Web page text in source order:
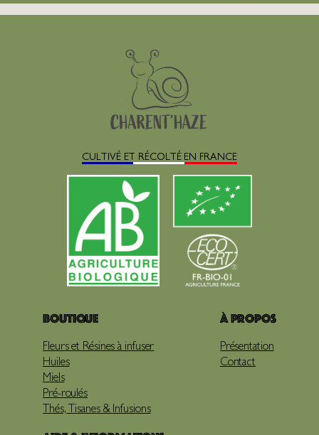
CULTIVÉ ET RÉCOLTÉ EN FRANCE
Boutique
Fleurs et Résines à infuser
Huiles
Miels
Pré-roulés
Thés, Tisanes & Infusions
À propos
Présentation
Contact